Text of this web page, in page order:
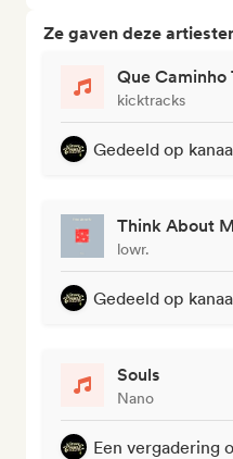
Ze gaven deze
Que Caminho
kicktracks
Gedeeld op
Think About
lowr.
Gedeeld op
Souls
Nano
Een vergadering